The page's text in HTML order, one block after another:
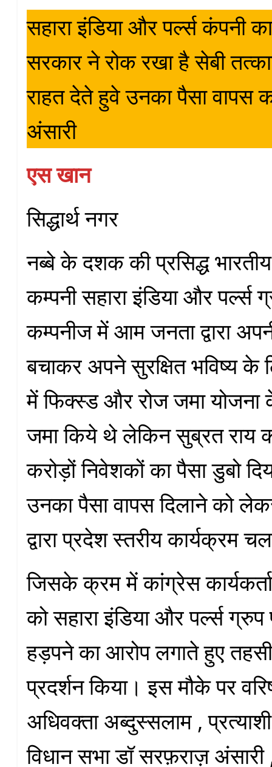
सहारा इंडिया और पर्ल्स कंपनी
सरकार ने रोक रखा है सेबी
राहत देते हुवे उनका पैसा वापस
अंसारी
एस खान
सिद्धार्थ नगर
नब्बे के दशक की प्रसिद्ध
कम्पनी सहारा इंडिया और
कम्पनीज में आम जनता द्वारा
बचाकर अपने सुरक्षित भविष्य के
में फिक्स्ड और रोज जमा
जमा किये थे लेकिन सुब्रत राय
करोड़ों निवेशकों का पैसा डुबो
उनका पैसा वापस दिलाने को
द्वारा प्रदेश स्तरीय कार्यक्रम
जिसके क्रम में कांग्रेस
को सहारा इंडिया और पर्ल्स ग्रुप
हड़पने का आरोप लगाते हुए
प्रदर्शन किया। इस मौके पर
अधिवक्ता अब्दुस्सलाम ,
विधान सभा डॉ सरफ़राज़ अंसारी